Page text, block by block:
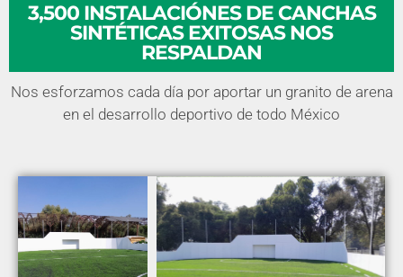
3,500 INSTALACIÓNES DE CANCHAS
SINTÉTICAS EXITOSAS NOS
RESPALDAN
Nos esforzamos cada día por aportar un granito de arena
en el desarrollo deportivo de todo México